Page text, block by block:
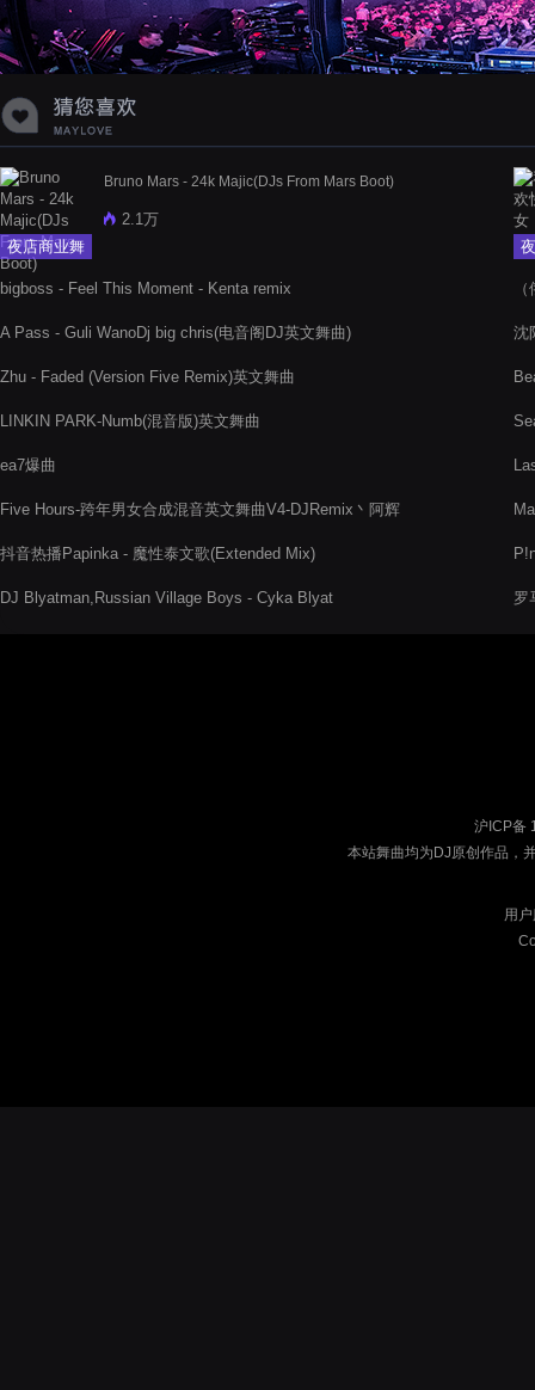
夜店商业舞
Bruno Mars - 24k Majic(DJs From Mars Boot)
2.1万
bigboss - Feel This Moment - Kenta remix
A Pass - Guli WanoDj big chris(电音阁DJ英文舞曲)
Zhu - Faded (Version Five Remix)英文舞曲
LINKIN PARK-Numb(混音版)英文舞曲
ea7爆曲
Five Hours-跨年男女合成混音英文舞曲V4-DJRemix丶阿辉
抖音热播Papinka - 魔性泰文歌(Extended Mix)
DJ Blyatman,Russian Village Boys - Cyka Blyat
沈
罗
沪ICP备
本站舞曲均为DJ原创作品，
用